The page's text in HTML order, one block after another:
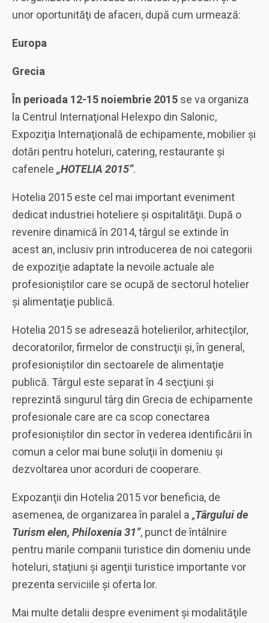
unor oportunităţi de afaceri, după cum urmează:
Europa
Grecia
În perioada 12-15 noiembrie 2015 se va organiza
la Centrul Internaţional Helexpo din Salonic,
Expoziţia Internaţională de echipamente, mobilier şi
dotări pentru hoteluri, catering, restaurante şi
cafenele „HOTELIA 2015”.
Hotelia 2015 este cel mai important eveniment
dedicat industriei hoteliere şi ospitalităţii. După o
revenire dinamică în 2014, târgul se extinde în
acest an, inclusiv prin introducerea de noi categorii
de expoziţie adaptate la nevoile actuale ale
profesioniştilor care se ocupă de sectorul hotelier
şi alimentaţie publică.
Hotelia 2015 se adresează hotelierilor, arhitecţilor,
decoratorilor, firmelor de construcţii şi, în general,
profesioniştilor din sectoarele de alimentaţie
publică. Târgul este separat în 4 secţiuni şi
reprezintă singurul târg din Grecia de echipamente
profesionale care are ca scop conectarea
profesioniştilor din sector în vederea identificării în
comun a celor mai bune soluţii în domeniu şi
dezvoltarea unor acorduri de cooperare.
Expozanţii din Hotelia 2015 vor beneficia, de
asemenea, de organizarea în paralel a „Târgului de
Turism elen, Philoxenia 31”, punct de întâlnire
pentru marile companii turistice din domeniu unde
hoteluri, staţiuni şi agenţii turistice importante vor
prezenta serviciile şi oferta lor.
Mai multe detalii despre eveniment şi modalităţile